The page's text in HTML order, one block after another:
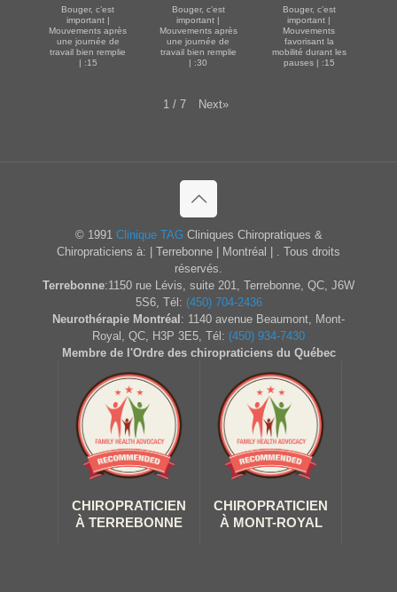
Bouger, c’est
important |
Mouvements après
une journée de
travail bien remplie
| :15
Bouger, c’est
important |
Mouvements après
une journée de
travail bien remplie
| :30
Bouger, c’est
important |
Mouvements
favorisant la
mobilité durant les
pauses | :15
1 / 7 Next»
© 1991 Clinique TAG Cliniques Chiropratiques &
Chiropraticiens à: | Terrebonne | Montréal | . Tous droits
réservés.
Terrebonne:1150 rue Lévis, suite 201, Terrebonne, QC, J6W
5S6, Tél: (450) 704-2436
Neurothérapie Montréal : 1140 avenue Beaumont, Mont-
Royal, QC, H3P 3E5, Tél: (450) 934-7430
Membre de l'Ordre des chiropraticiens du Québec
CHIROPRATICIEN
À TERREBONNE
CHIROPRATICIEN
À MONT-ROYAL